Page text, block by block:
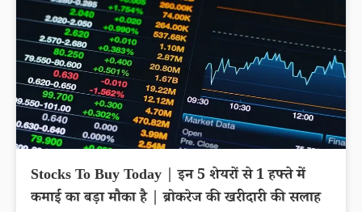
Stocks To Buy Today | इन 5 शेयरों से 1 हफ्ते में
कमाई का बड़ा मौका है | ब्रोकरेज की खरीदारी की सलाह